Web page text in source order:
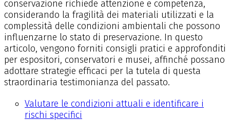
conservazione richiede attenzione e competenza,
considerando la fragilità dei materiali utilizzati e la
complessità delle condizioni ambientali che possono
influenzarne lo stato di preservazione. In questo
articolo, vengono forniti consigli pratici e approfonditi
per espositori, conservatori e musei, affinché possano
adottare strategie efficaci per la tutela di questa
straordinaria testimonianza del passato.
Valutare le condizioni attuali e identificare i
rischi specifici